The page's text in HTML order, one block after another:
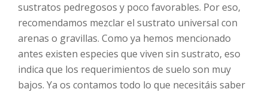
sustratos pedregosos y poco favorables. Por eso,
recomendamos mezclar el sustrato universal con
arenas o gravillas. Como ya hemos mencionado
antes existen especies que viven sin sustrato, eso
indica que los requerimientos de suelo son muy
bajos. Ya os contamos todo lo que necesitáis saber